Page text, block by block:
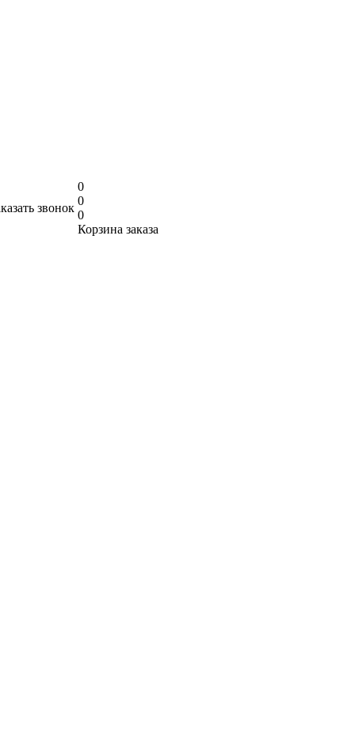
звонок
0
0
0
Корзина заказа